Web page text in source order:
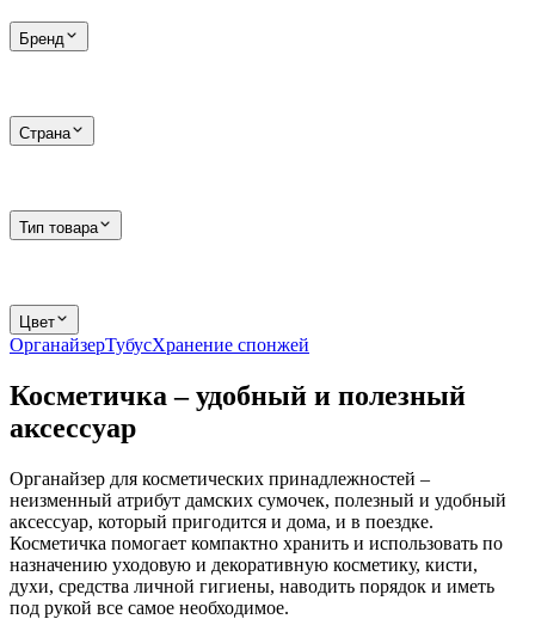
Бренд
Страна
Тип товара
Цвет
ОрганайзерТубусХранение спонжей
Косметичка – удобный и полезный
аксессуар
Органайзер для косметических принадлежностей –
неизменный атрибут дамских сумочек, полезный и удобный
аксессуар, который пригодится и дома, и в поездке.
Косметичка помогает компактно хранить и использовать по
назначению уходовую и декоративную косметику, кисти,
духи, средства личной гигиены, наводить порядок и иметь
под рукой все самое необходимое.